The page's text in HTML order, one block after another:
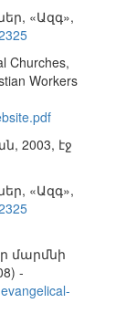
«Ազգ»,
Churches,
Workers
2003, էջ
«Ազգ»,
մարմնի
-